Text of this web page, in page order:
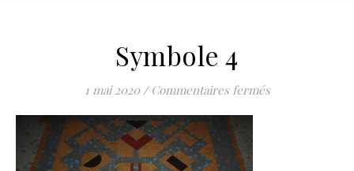
Symbole 4
1 mai 2020 / Commentaires ferméssur Symbole 4